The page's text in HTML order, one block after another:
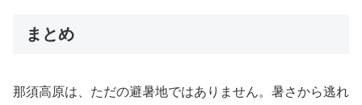
まとめ
那須高原は、ただの避暑地ではありません。暑さから逃れ